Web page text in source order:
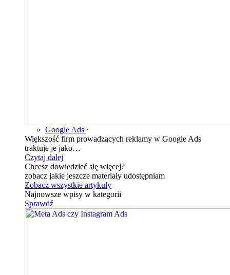
Google Ads ·
Większość firm prowadzących reklamy w Google Ads
traktuje je jako…
Czytaj dalej
Chcesz dowiedzieć się więcej?
zobacz jakie jeszcze materiały udostępniam
Zobacz wszystkie artykuły
Najnowsze wpisy w kategorii
Sprawdź